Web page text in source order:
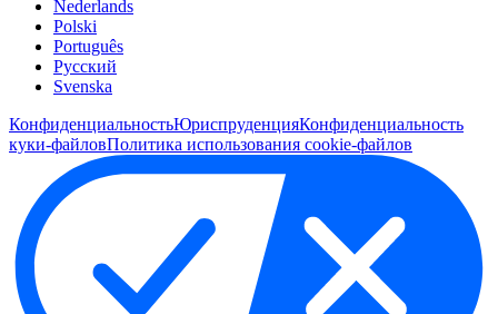
Nederlands
Polski
Português
Pусский
Svenska
КонфиденциальностьЮриспруденцияКонфиденциальность
куки-файловПолитика использования cookie-файлов